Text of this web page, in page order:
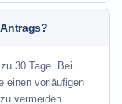
30 Tage. Bei
einen vorläufigen
vermeiden.